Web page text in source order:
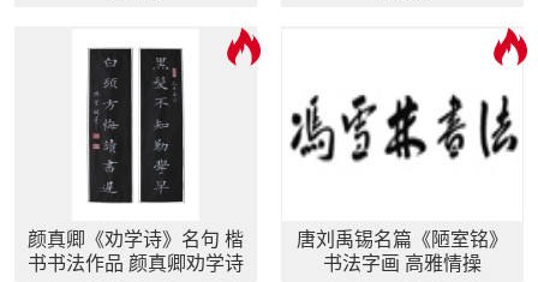
颜真卿《劝学诗》名句 楷
书书法作品 颜真卿劝学诗
唐刘禹锡名篇《陋室铭》
书法字画 高雅情操